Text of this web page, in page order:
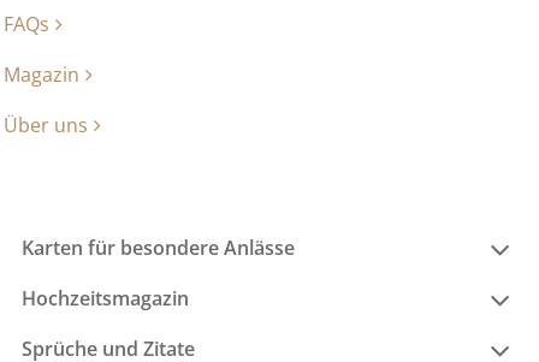
FAQs
Magazin
Über uns
Karten für besondere Anlässe
Hochzeitsmagazin
Sprüche und Zitate